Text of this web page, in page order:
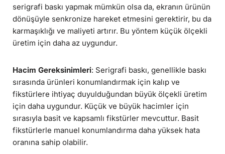
serigrafi baskı yapmak mümkün olsa da, ekranın ürünün
dönüşüyle senkronize hareket etmesini gerektirir, bu da
karmaşıklığı ve maliyeti artırır. Bu yöntem küçük ölçekli
üretim için daha az uygundur.
Hacim Gereksinimleri: Serigrafi baskı, genellikle baskı
sırasında ürünleri konumlandırmak için kalıp ve
fikstürlere ihtiyaç duyulduğundan büyük ölçekli üretim
için daha uygundur. Küçük ve büyük hacimler için
sırasıyla basit ve kapsamlı fikstürler mevcuttur. Basit
fikstürlerle manuel konumlandırma daha yüksek hata
oranına sahip olabilir.